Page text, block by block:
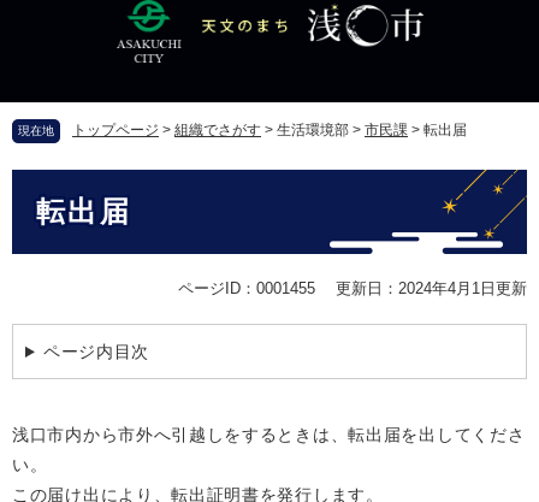
頭
飛現在地 トップページ > 組織でさがす > 生活環境部 > 市民課 > 転出届
転出届
ページID：0001455 更新日：2024年4月1日更新
ページ内目次
浅口市内から市外へ引越しをするときは、転出届を出してくださ
い。
この届け出により、転出証明書を発行します。